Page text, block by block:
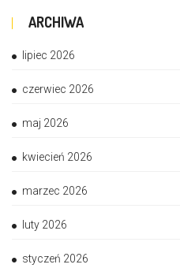
ARCHIWA
lipiec 2026
czerwiec 2026
maj 2026
kwiecień 2026
marzec 2026
luty 2026
styczeń 2026